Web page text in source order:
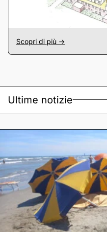
Scopri di più ->
Ultime notizie